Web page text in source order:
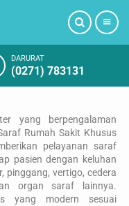
DARURAT
(0271) 783131
yang berpengalaman
Rumah Sakit Khusus
pelayanan saraf
pasien dengan keluhan
pinggang, vertigo, cedera
organ saraf lainnya.
yang modern sesuai